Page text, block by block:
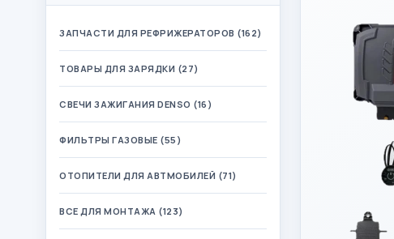
ЗАПЧАСТИ ДЛЯ РЕФРИЖЕРАТОРОВ (162)
ТОВАРЫ ДЛЯ ЗАРЯДКИ (27)
СВЕЧИ ЗАЖИГАНИЯ DENSO (16)
ФИЛЬТРЫ ГАЗОВЫЕ (55)
ОТОПИТЕЛИ ДЛЯ АВТМОБИЛЕЙ (71)
ВСЕ ДЛЯ МОНТАЖА (123)